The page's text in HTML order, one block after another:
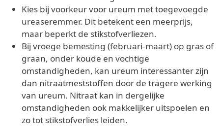
Kies bij voorkeur voor ureum met toegevoegde
ureaseremmer. Dit betekent een meerprijs,
maar beperkt de stikstofverliezen.
Bij vroege bemesting (februari-maart) op gras of
graan, onder koude en vochtige
omstandigheden, kan ureum interessanter zijn
dan nitraatmeststoffen door de tragere werking
van ureum. Nitraat kan in dergelijke
omstandigheden ook makkelijker uitspoelen en
zo tot stikstofverlies leiden.